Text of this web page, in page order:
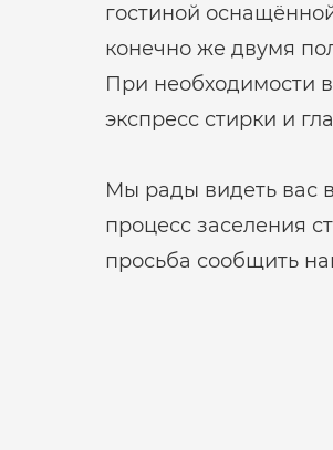
гостиной
конечно же двумя
При необходимости
экспресс стирки и
Мы рады видеть вас
процесс заселения
просьба сообщить